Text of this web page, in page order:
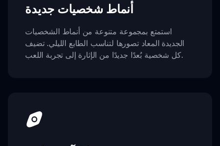
أنماط شخصيات جديدة
استمتع بمجموعة متنوعة من أنماط الشخصيات
الجديدة المعاد تصورها لتناسب الطابع الليلي. تضيف
كل شخصية بُعدًا جديدًا من الإثارة إلى تجربة اللعب.